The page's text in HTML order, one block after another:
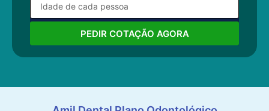
PEDIR COTAÇÃO AGORA